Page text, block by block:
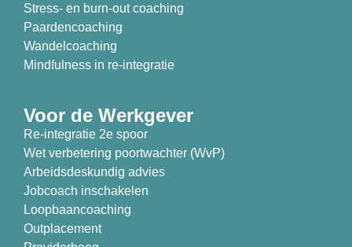
Stress- en burn-out coaching
Paardencoaching
Wandelcoaching
Mindfulness in re-integratie
Voor de Werkgever
Re-integratie 2e spoor
Wet verbetering poortwachter (WvP)
Arbeidsdeskundig advies
Jobcoach inschakelen
Loopbaancoaching
Outplacement